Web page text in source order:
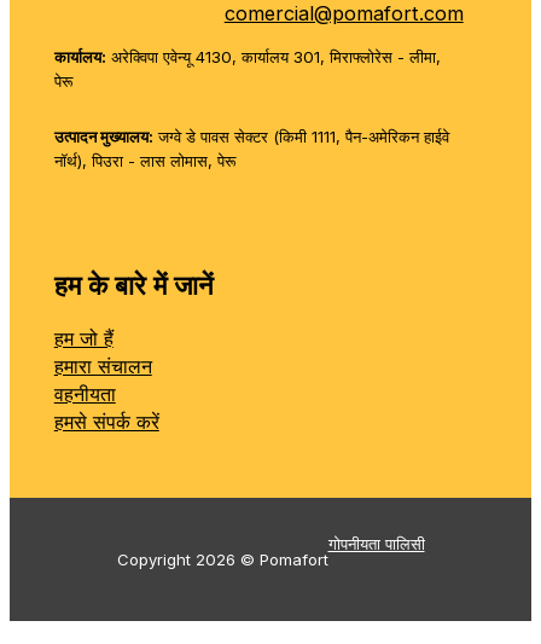
comercial@pomafort.com
कार्यालय: अरेक्विपा एवेन्यू 4130, कार्यालय 301, मिराफ्लोरेस - लीमा,
पेरू
उत्पादन मुख्यालय: जग्वे डे पावस सेक्टर (किमी 1111, पैन-अमेरिकन हाईवे
नॉर्थ), पिउरा - लास लोमास, पेरू
हम के बारे में जानें
हम जो हैं
हमारा संचालन
वहनीयता
हमसे संपर्क करें
Copyright 2026 © Pomafort
गोपनीयता पालिसी